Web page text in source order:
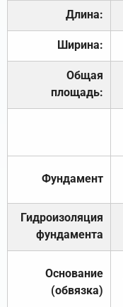
Длина:
Ширина:
Общая
площадь:
Фундамент
Гидроизоляция
фундамента
Основание
(обвязка)